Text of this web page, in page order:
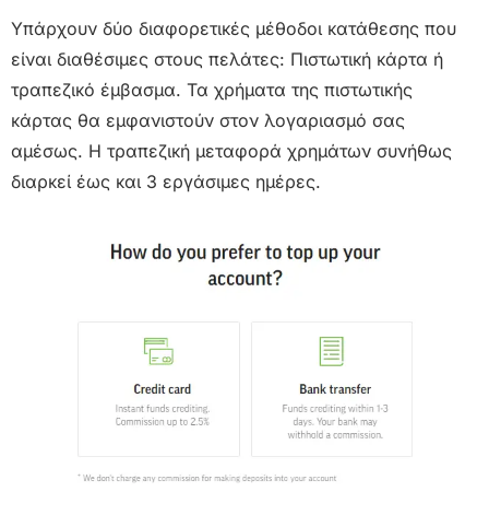
Υπάρχουν δύο διαφορετικές μέθοδοι κατάθεσης που
είναι διαθέσιμες στους πελάτες: Πιστωτική κάρτα ή
τραπεζικό έμβασμα. Τα χρήματα της πιστωτικής
κάρτας θα εμφανιστούν στον λογαριασμό σας
αμέσως. Η τραπεζική μεταφορά χρημάτων συνήθως
διαρκεί έως και 3 εργάσιμες ημέρες.